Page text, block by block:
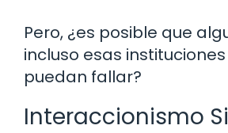
Pero, ¿es posible que
incluso esas
puedan fallar?
Interaccionismo